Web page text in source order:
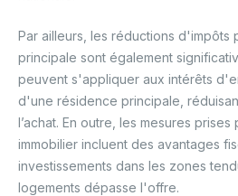
Par ailleurs, les réductions d'impôts
principale sont également
peuvent s'appliquer aux intérêts
d'une résidence principale,
l’achat. En outre, les mesures
immobilier incluent des avantages
investissements dans les zones
logements dépasse l'offre.